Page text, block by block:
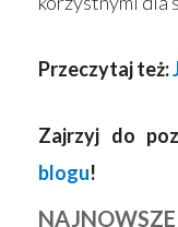
Przeczytaj też:
Zajrzyj do
blogu!